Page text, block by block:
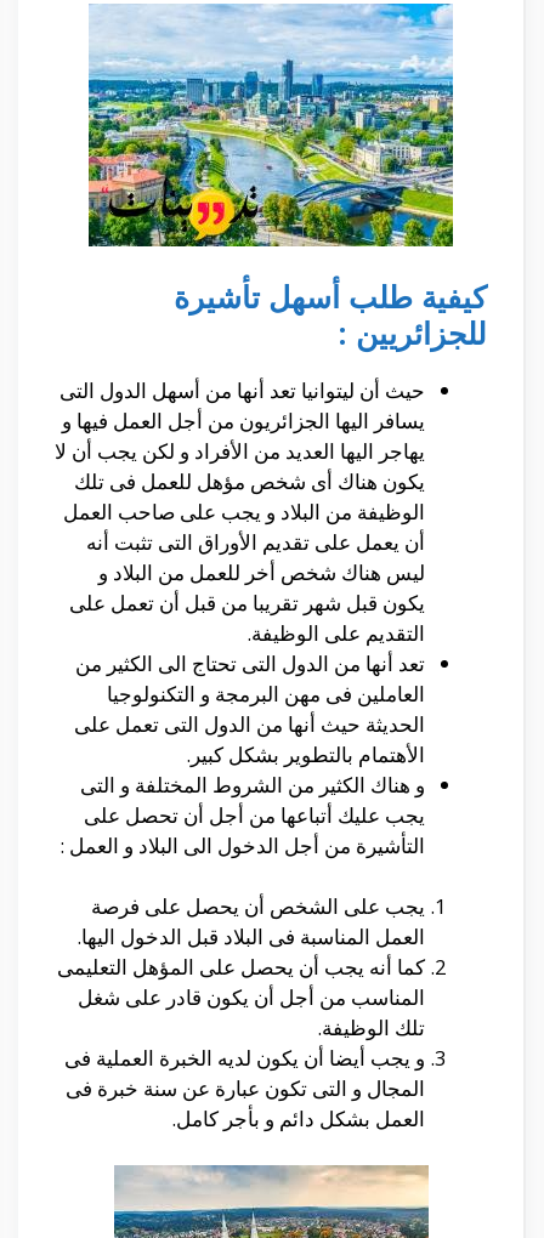
كيفية طلب أسهل تأشيرة
للجزائريين :
حيث أن ليتوانيا تعد أنها من أسهل الدول التى
يسافر اليها الجزائريون من أجل العمل فيها و
يهاجر اليها العديد من الأفراد و لكن يجب أن لا
يكون هناك أى شخص مؤهل للعمل فى تلك
الوظيفة من البلاد و يجب على صاحب العمل
أن يعمل على تقديم الأوراق التى تثبت أنه
ليس هناك شخص أخر للعمل من البلاد و
يكون قبل شهر تقريبا من قبل أن تعمل على
التقديم على الوظيفة.
تعد أنها من الدول التى تحتاج الى الكثير من
العاملين فى مهن البرمجة و التكنولوجيا
الحديثة حيث أنها من الدول التى تعمل على
الأهتمام بالتطوير بشكل كبير.
و هناك الكثير من الشروط المختلفة و التى
يجب عليك أتباعها من أجل أن تحصل على
التأشيرة من أجل الدخول الى البلاد و العمل :
يجب على الشخص أن يحصل على فرصة
العمل المناسبة فى البلاد قبل الدخول اليها.
كما أنه يجب أن يحصل على المؤهل التعليمى
المناسب من أجل أن يكون قادر على شغل
تلك الوظيفة.
و يجب أيضا أن يكون لديه الخبرة العملية فى
المجال و التى تكون عبارة عن سنة خبرة فى
العمل بشكل دائم و بأجر كامل.